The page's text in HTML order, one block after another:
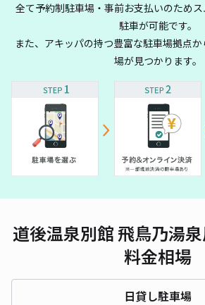
全て予約制駐車場・事前お支払いのため
駐車が可能です。
また、アキッパの持つ豊富な駐車場拠点
場が見つかります。
道後温泉別館 飛鳥乃湯
料金相場
日貸し駐車場